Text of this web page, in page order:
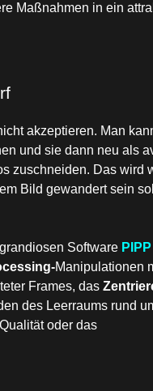
Maßnahmen in ein
akzeptieren. Man
und sie dann neu als
zuschneiden. Das wird
Bild gewandert sein
Software PIPP
Manipulationen
Frames, das
des Leerraums rund
oder das